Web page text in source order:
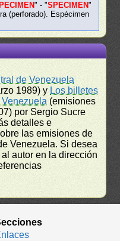
" - "SPECIMEN"
(perforado). Espécimen
de Venezuela
1989) y Los billetes
(emisiones
por Sergio Sucre
detalles e
las emisiones de
Venezuela. Si desea
autor en la dirección